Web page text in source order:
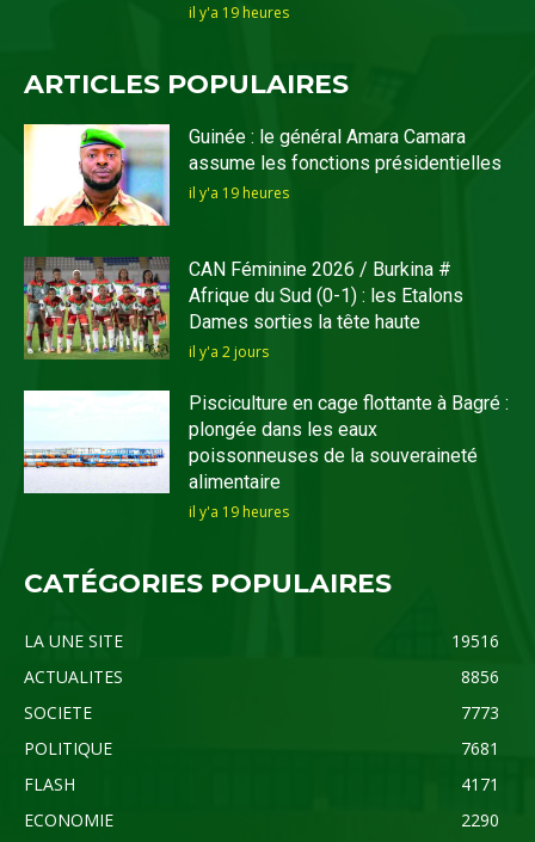
il y'a 19 heures
ARTICLES POPULAIRES
Guinée : le général Amara Camara
assume les fonctions présidentielles
il y'a 19 heures
CAN Féminine 2026 / Burkina #
Afrique du Sud (0-1) : les Etalons
Dames sorties la tête haute
il y'a 2 jours
Pisciculture en cage flottante à Bagré :
plongée dans les eaux
poissonneuses de la souveraineté
alimentaire
il y'a 19 heures
CATÉGORIES POPULAIRES
LA UNE SITE
19516
ACTUALITES
8856
SOCIETE
7773
POLITIQUE
7681
FLASH
4171
ECONOMIE
2290